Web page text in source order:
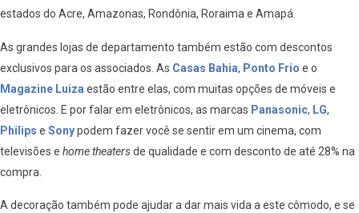
estados do Acre, Amazonas, Rondônia, Roraima e Amapá.
As grandes lojas de departamento também estão com descontos
exclusivos para os associados. As Casas Bahia, Ponto Frio e o
Magazine Luiza estão entre elas, com muitas opções de móveis e
eletrônicos. E por falar em eletrônicos, as marcas Panasonic, LG,
Philips e Sonypodem fazer você se sentir em um cinema, com
televisões e home theatersde qualidade e com desconto de até 28% na
compra.
A decoração também pode ajudar a dar mais vida a este cômodo, e se